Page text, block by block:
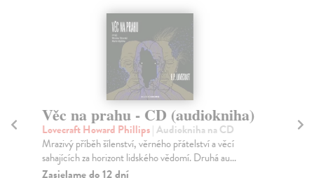
Věc na prahu - CD (audiokniha)
Lovecraft Howard Phillips| Audiokniha na CD
Mrazivý příběh šílenství, věrného přátelství a věcí
sahajících za horizont lidského vědomí. Druhá au...
Zasielame do 12 dní